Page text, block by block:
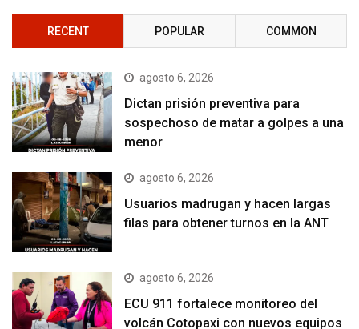
RECENT POPULAR COMMON
agosto 6, 2026
Dictan prisión preventiva para
sospechoso de matar a golpes a una
menor
agosto 6, 2026
Usuarios madrugan y hacen largas
filas para obtener turnos en la ANT
agosto 6, 2026
ECU 911 fortalece monitoreo del
volcán Cotopaxi con nuevos equipos